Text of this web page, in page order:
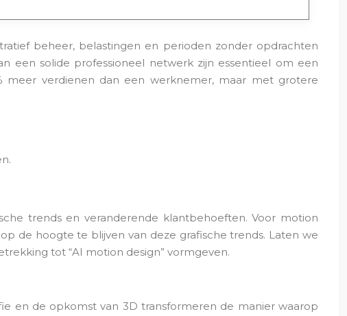
beheer, belastingen en perioden zonder opdrachten
een solide professioneel netwerk zijn essentieel om een
meer verdienen dan een werknemer, maar met grotere
trends en veranderende klantbehoeften. Voor motion
de hoogte te blijven van deze grafische trends. Laten we
tot “AI motion design” vormgeven.
en de opkomst van 3D transformeren de manier waarop